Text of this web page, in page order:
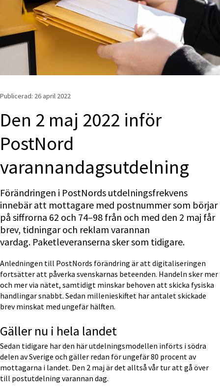
Publicerad: 26 april 2022
Den 2 maj 2022 inför
PostNord
varannandagsutdelning
Förändringen i PostNords utdelningsfrekvens
innebär att mottagare med postnummer som börjar
på siffrorna 62 och 74–98 från och med den 2 maj får
brev, tidningar och reklam varannan
vardag. Paketleveranserna sker som tidigare.
Anledningen till PostNords förändring är att digitaliseringen
fortsätter att påverka svenskarnas beteenden. Handeln sker mer
och mer via nätet, samtidigt minskar behoven att skicka fysiska
handlingar snabbt. Sedan millenieskiftet har antalet skickade
brev minskat med ungefär hälften.
Gäller nu i hela landet
Sedan tidigare har den här utdelningsmodellen införts i södra
delen av Sverige och gäller redan för ungefär 80 procent av
mottagarna i landet. Den 2 maj är det alltså vår tur att gå över
till postutdelning varannan dag.